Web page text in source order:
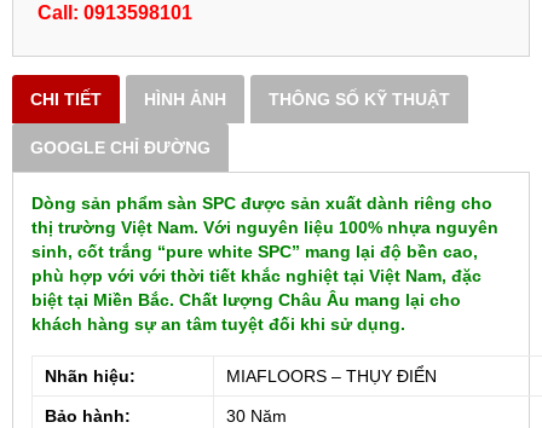
Call: 0913598101
CHI TIẾT HÌNH ẢNH THÔNG SỐ KỸ THUẬT
GOOGLE CHỈ ĐƯỜNG
Dòng sản phẩm sàn SPC được sản xuất dành riêng cho
thị trường Việt Nam. Với nguyên liệu 100% nhựa nguyên
sinh, cốt trắng “pure white SPC” mang lại độ bền cao,
phù hợp với với thời tiết khắc nghiệt tại Việt Nam, đặc
biệt tại Miền Bắc. Chất lượng Châu Âu mang lại cho
khách hàng sự an tâm tuyệt đối khi sử dụng.
Nhãn hiệu: MIAFLOORS – THỤY ĐIỂN
Bảo hành: 30 Năm